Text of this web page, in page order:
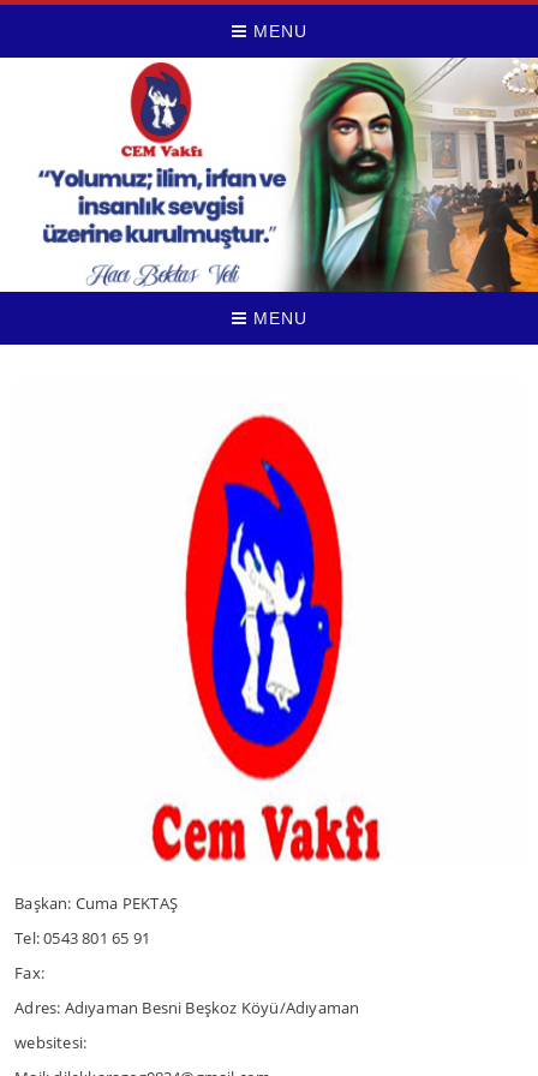
MENU
MENU
Başkan: Cuma PEKTAŞ
Tel: 0543 801 65 91
Fax:
Adres: Adıyaman Besni Beşkoz Köyü/Adıyaman
websitesi: